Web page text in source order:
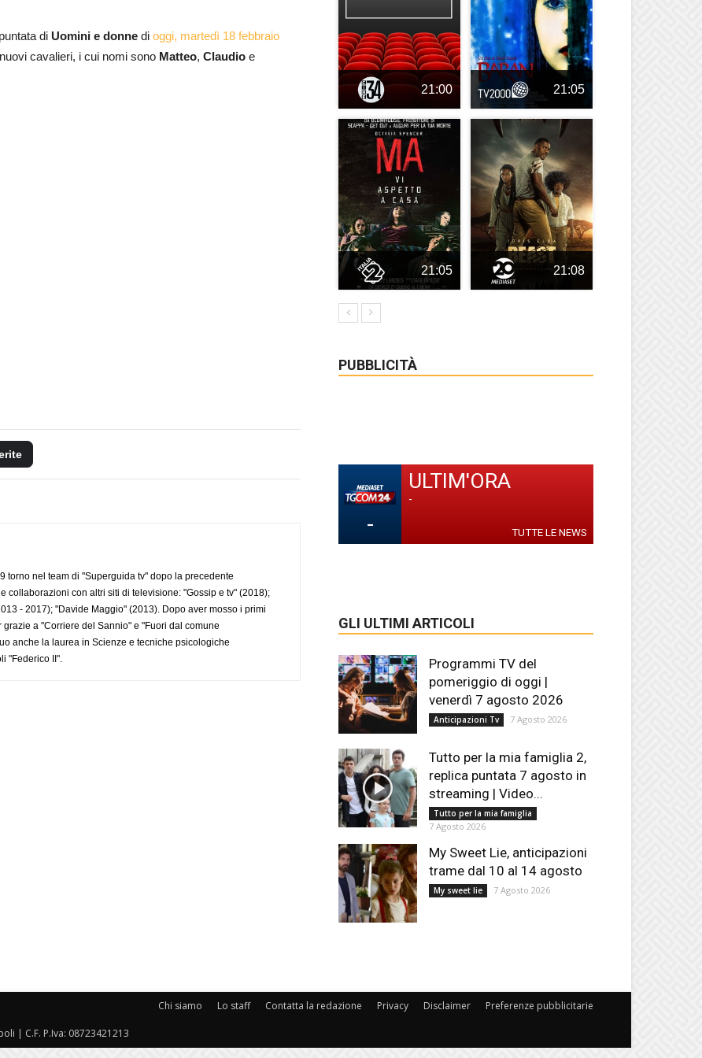
di Uomini e donne di oggi, martedì 18 febbraio
cavalieri, i cui nomi sono Matteo, Claudio e
torno nel team di "Superguida tv" dopo la precedente
collaborazioni con altri siti di televisione: "Gossip e tv" (2018);
- 2017); "Davide Maggio" (2013). Dopo aver mosso i primi
a "Corriere del Sannio" e "Fuori dal comune
anche la laurea in Scienze e tecniche psicologiche
"Federico II".
21:00 21:05
21:05 21:08
PUBBLICITÀ
-
ULTIM'ORA
-
TUTTE LE NEWS
GLI ULTIMI ARTICOLI
Programmi TV del
pomeriggio di oggi |
venerdì 7 agosto 2026
Anticipazioni Tv 7 Agosto 2026
Tutto per la mia famiglia 2,
replica puntata 7 agosto in
streaming | Video...
Tutto per la mia famiglia
7 Agosto 2026
My Sweet Lie, anticipazioni
trame dal 10 al 14 agosto
My sweet lie 7 Agosto 2026
Chi siamo Lo staff Contatta la redazione Privacy Disclaimer Preferenze pubblicitarie
| C.F. P.Iva: 08723421213